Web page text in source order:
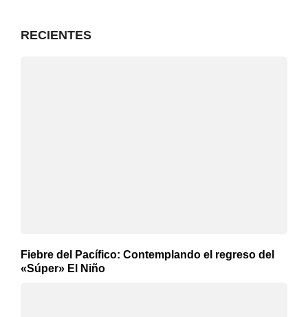
RECIENTES
Fiebre del Pacífico: Contemplando el regreso del
«Súper» El Niño